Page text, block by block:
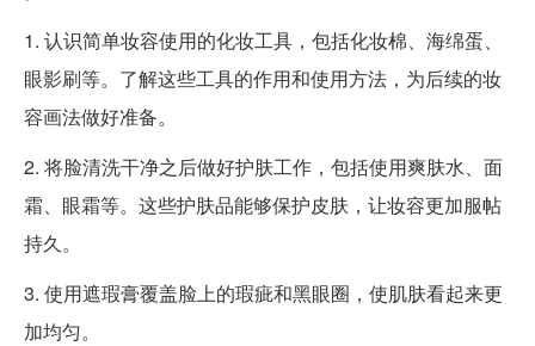
1. 认识简单妆容使用的化妆工具，包括化妆棉、海绵蛋、
眼影刷等。了解这些工具的作用和使用方法，为后续的妆
容画法做好准备。
2. 将脸清洗干净之后做好护肤工作，包括使用爽肤水、面
霜、眼霜等。这些护肤品能够保护皮肤，让妆容更加服帖
持久。
3. 使用遮瑕膏覆盖脸上的瑕疵和黑眼圈，使肌肤看起来更
加均匀。